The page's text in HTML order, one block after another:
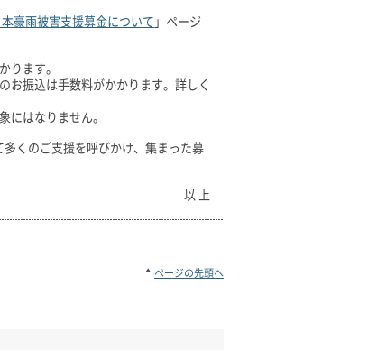
豪雨被害支援募金について 」ページ
ります。
お振込は手数料がかかります。詳しく
にはなりません。
くのご支援を呼びかけ、集まった募
以 上
ページの先頭へ